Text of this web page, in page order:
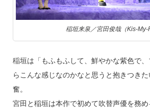
稲垣来泉／宮田俊哉（Kis-My-
稲垣は「もふもふして、鮮やかな紫色で
らこんな感じなのかなと思うと抱きつき
奮。
宮田と稲垣は本作で初めて吹替声優を務